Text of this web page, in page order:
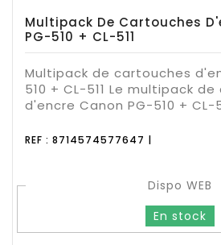
Multipack De Cartouches
PG-510 + CL-511
Multipack de cartouches
510 + CL-511 Le multipack
d'encre Canon PG-510 + CL-
REF : 8714574577647 |
Dispo WEB
En stock